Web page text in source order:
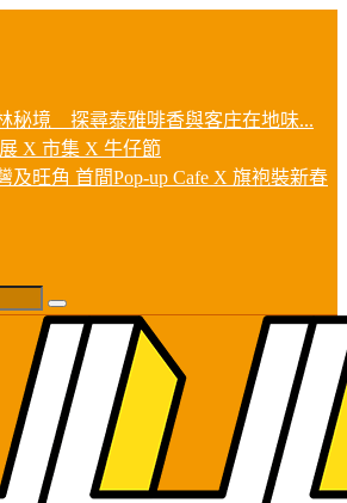
秘境 探尋泰雅啡香與客庄在地味...
X 市集 X 牛仔節
及旺角 首間Pop-up Cafe X 旗袍裝新春